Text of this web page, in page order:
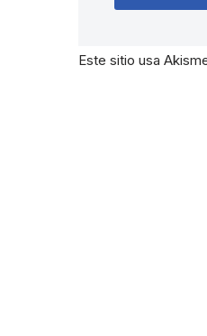
Este sitio usa